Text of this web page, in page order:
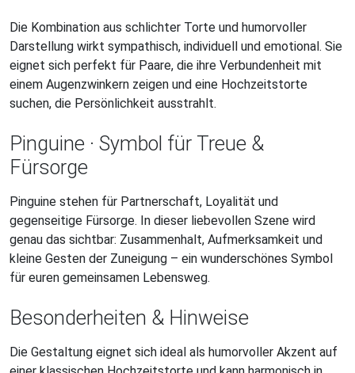
Die Kombination aus schlichter Torte und humorvoller
Darstellung wirkt sympathisch, individuell und emotional. Sie
eignet sich perfekt für Paare, die ihre Verbundenheit mit
einem Augenzwinkern zeigen und eine Hochzeitstorte
suchen, die Persönlichkeit ausstrahlt.
Pinguine · Symbol für Treue &
Fürsorge
Pinguine stehen für Partnerschaft, Loyalität und
gegenseitige Fürsorge. In dieser liebevollen Szene wird
genau das sichtbar: Zusammenhalt, Aufmerksamkeit und
kleine Gesten der Zuneigung – ein wunderschönes Symbol
für euren gemeinsamen Lebensweg.
Besonderheiten & Hinweise
Die Gestaltung eignet sich ideal als humorvoller Akzent auf